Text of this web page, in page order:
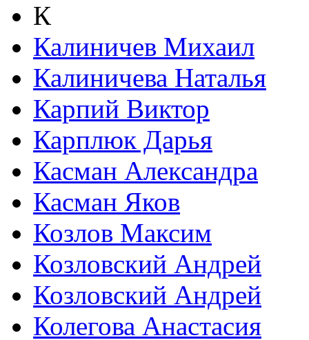
К
Калиничев Михаил
Калиничева Наталья
Карпий Виктор
Карплюк Дарья
Касман Александра
Касман Яков
Козлов Максим
Козловский Андрей
Козловский Андрей
Колегова Анастасия